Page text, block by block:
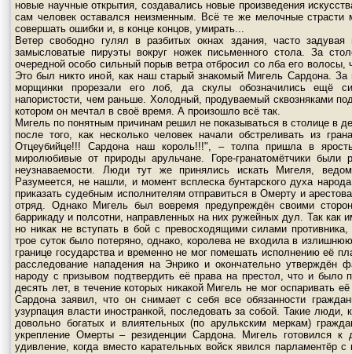
новые научные открытия, создавались новые произведения
сам человек оставался неизменным. Всё те же мелочные страсти
совершать ошибки и, в конце концов, умирать...
Ветер свободно гулял в разбитых окнах здания, часто
замысловатые пируэты вокруг ножек письменного стола. За
очередной особо сильный порыв ветра отбросил со лба его
Это был никто иной, как наш старый знакомый Мигель Сардона. За
морщинки прорезали его лоб, да скулы обозначились ещё
напористости, чем раньше. Холодный, продуваемый сквозняками
котором он мечтал в своё время. А произошло всё так.
Мигель по понятным причинам решил не показываться в столице в
после того, как несколько человек начали обстреливать из
Отцеубийце!!! Сардона наш король!!!", – толпа пришла в
миролюбивые от природы арульчане. Горе-гранатомётчики
неузнаваемости. Люди тут же принялись искать Мигеля,
Разумеется, не нашли, и момент всплеска бунтарского духа
приказать судебным исполнителям отправиться в Омерту и
отряд. Однако Мигель был вовремя предупреждён своими
баррикаду и полсотни, направленных на них ружейных дул. Так как
но никак не вступать в бой с превосходящими силами
трое суток было потеряно, однако, королева не входила в
границе государства и временно не мог помешать исполнению её
расследование нападения на Энрико и окончательно утверждён
народу с призывом подтвердить её права на престол, что и было
десять лет, в течение которых никакой Мигель не мог оспаривать
Сардона заявил, что он снимает с себя все обязанности
узурпация власти иностранкой, последовать за собой. Такие
довольно богатых и влиятельных (по арулькским меркам)
укрепление Омерты – резиденции Сардона. Мигель готовился к
удивление, когда вместо карательных войск явился парламентёр